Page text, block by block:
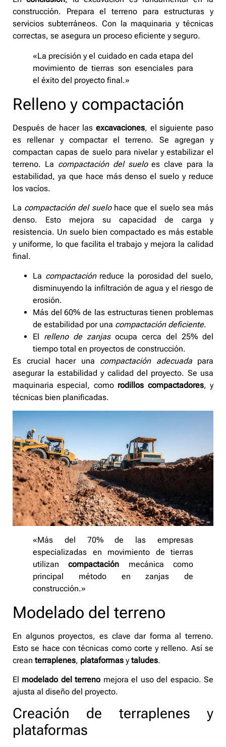
construcción. Prepara el terreno para estructuras y
servicios subterráneos. Con la maquinaria y técnicas
correctas, se asegura un proceso eficiente y seguro.
«La precisión y el cuidado en cada etapa del
movimiento de tierras son esenciales para
el éxito del proyecto final.»
Relleno y compactación
Después de hacer las excavaciones, el siguiente paso
es rellenar y compactar el terreno. Se agregan y
compactan capas de suelo para nivelar y estabilizar el
terreno. La compactación del sueloes clave para la
estabilidad, ya que hace más denso el suelo y reduce
los vacíos.
La compactación del suelohace que el suelo sea más
denso. Esto mejora su capacidad de carga y
resistencia. Un suelo bien compactado es más estable
y uniforme, lo que facilita el trabajo y mejora la calidad
final.
La compactaciónreduce la porosidad del suelo,
disminuyendo la infiltración de agua y el riesgo de
erosión.
Más del 60% de las estructuras tienen problemas
de estabilidad por una compactación deficiente.
El relleno de zanjasocupa cerca del 25% del
tiempo total en proyectos de construcción.
Es crucial hacer una compactación adecuadapara
asegurar la estabilidad y calidad del proyecto. Se usa
maquinaria especial, como rodillos compactadores, y
técnicas bien planificadas.
«Más del 70% de las empresas
especializadas en movimiento de tierras
utilizancompactación mecánica como
principal método en zanjas de
construcción.»
Modelado del terreno
En algunos proyectos, es clave dar forma al terreno.
Esto se hace con técnicas como corte y relleno. Así se
crean terraplenes, plataformas ytaludes.
El modelado del terreno mejora el uso del espacio. Se
ajusta al diseño del proyecto.
Creación de terraplenes y
plataformas